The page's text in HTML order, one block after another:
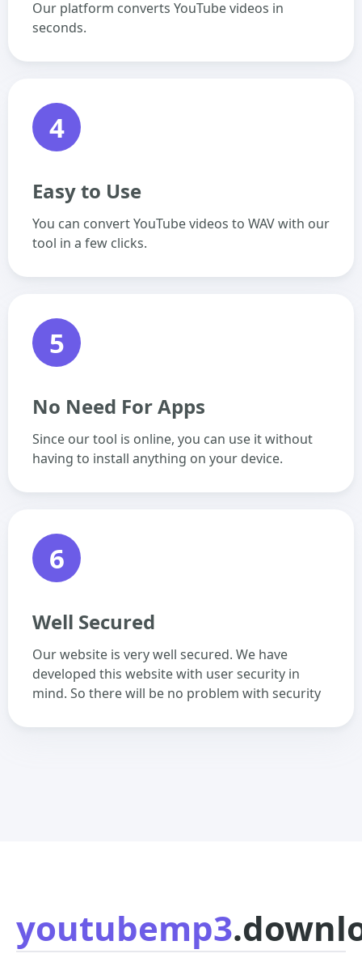
Our platform converts YouTube videos in
seconds.
4
Easy to Use
You can convert YouTube videos to WAV with our
tool in a few clicks.
5
No Need For Apps
Since our tool is online, you can use it without
having to install anything on your device.
6
Well Secured
Our website is very well secured. We have
developed this website with user security in
mind. So there will be no problem with security
youtubemp3